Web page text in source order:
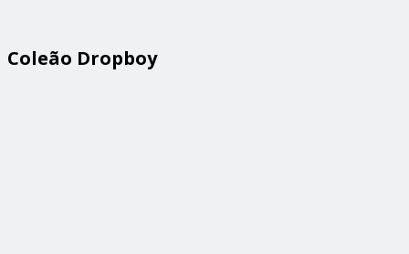
Coleão Dropboy